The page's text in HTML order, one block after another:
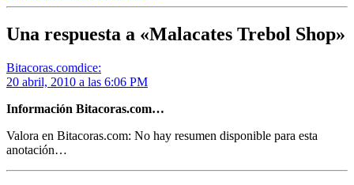
Una respuesta a «Malacates Trebol Shop»
Bitacoras.comdice:
20 abril, 2010 a las 6:06 PM
Información Bitacoras.com…
Valora en Bitacoras.com: No hay resumen disponible para esta
anotación…